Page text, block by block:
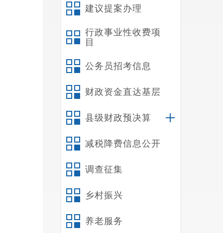
建议提案办理
行政事业性收费项
目
公务员招考信息
财政资金直达基层
县级财政预决算
减税降费信息公开
调查征集
乡村振兴
养老服务